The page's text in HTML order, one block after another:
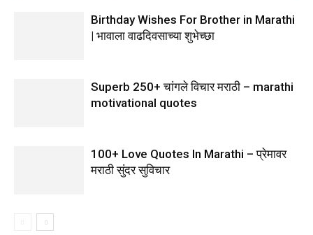
Birthday Wishes For Brother in Marathi
| भावाला वाढदिवसाच्या शुभेच्छा
Superb 250+ चांगले विचार मराठी – marathi
motivational quotes
100+ Love Quotes In Marathi – प्रेमावर
मराठी सुंदर सुविचार